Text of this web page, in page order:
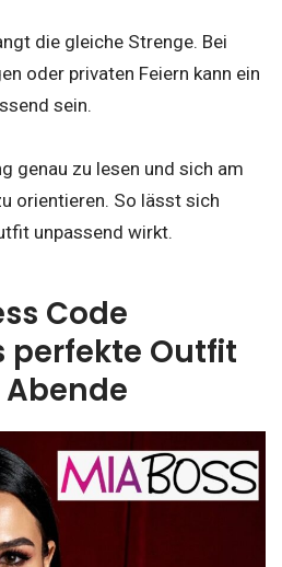
die gleiche Strenge. Bei
oder privaten Feiern kann ein
sein.
genau zu lesen und sich am
orientieren. So lässt sich
unpassend wirkt.
Code
perfekte Outfit